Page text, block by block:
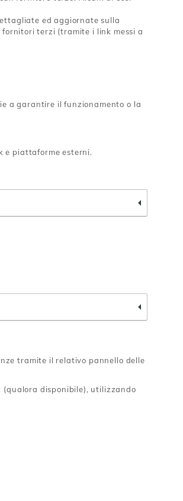
ed aggiornate sulla
terzi (tramite i link messi a
a garantire il funzionamento o la
e piattaforme esterni.
tramite il relativo pannello delle
disponibile), utilizzando